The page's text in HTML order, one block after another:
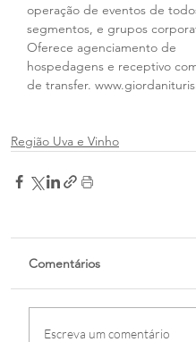
operação de eventos de
segmentos, e grupos
Oferece agenciamento de
hospedagens e receptivo
de transfer.
Região Uva e Vinho
Comentários
Escreva um comentário